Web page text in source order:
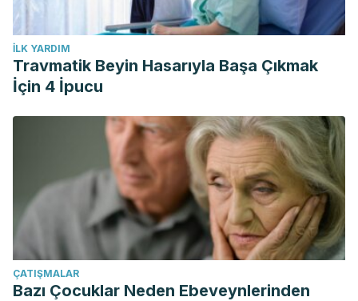
İLK YARDIM
Travmatik Beyin Hasarıyla Başa Çıkmak
İçin 4 İpucu
ÇATIŞMALAR
Bazı Çocuklar Neden Ebeveynlerinden